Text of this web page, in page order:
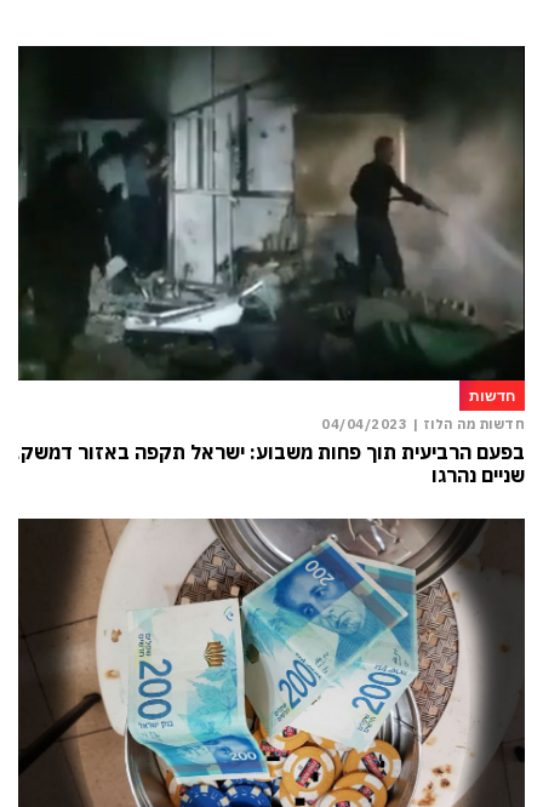
חדשות
חדשות מה הלוז | 04/04/2023
בפעם הרביעית תוך פחות משבוע: ישראל תקפה באזור דמשק,
שניים נהרגו